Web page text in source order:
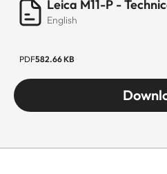
Leica M11-P -
English
PDF582.66 KB